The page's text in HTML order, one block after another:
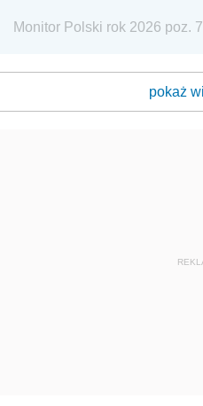
Monitor Polski rok 2026 poz.
pokaż